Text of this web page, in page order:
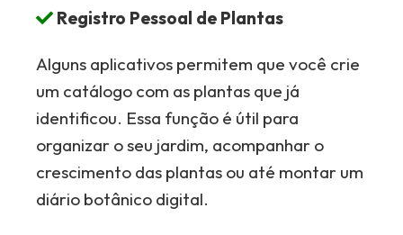
Registro Pessoal de Plantas
Alguns aplicativos permitem que você crie
um catálogo com as plantas que já
identificou. Essa função é útil para
organizar o seu jardim, acompanhar o
crescimento das plantas ou até montar um
diário botânico digital.